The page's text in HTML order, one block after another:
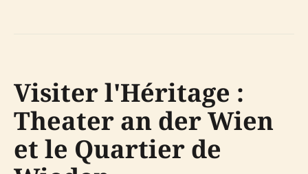
Visiter l'Héritage :
Theater an der Wien
et le Quartier de